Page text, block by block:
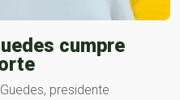
cumpre
presidente